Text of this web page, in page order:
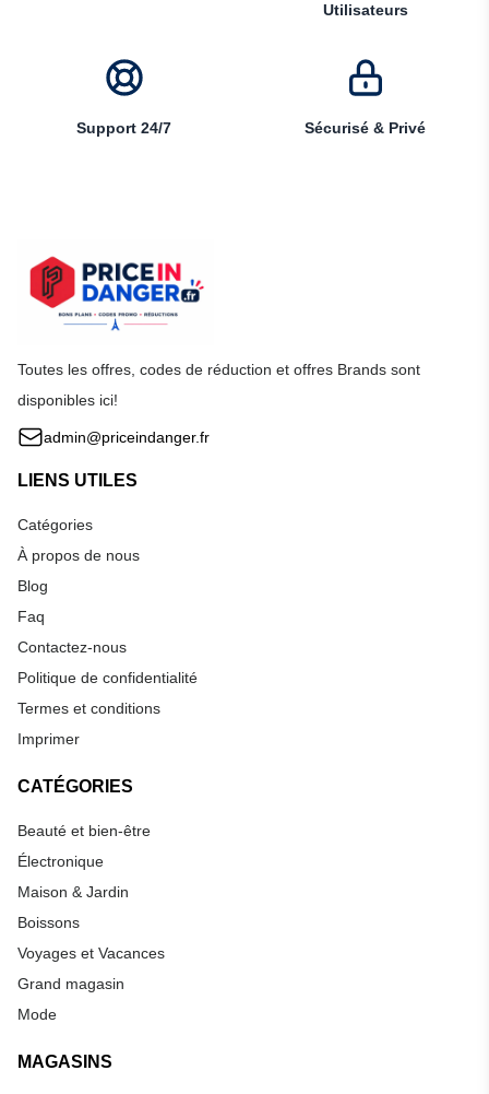
Utilisateurs
Support 24/7 Sécurisé & Privé
Toutes les offres, codes de réduction et offres Brands sont
disponibles ici!
admin@priceindanger.fr
LIENS UTILES
Catégories
À propos de nous
Blog
Faq
Contactez-nous
Politique de confidentialité
Termes et conditions
Imprimer
CATÉGORIES
Beauté et bien-être
Électronique
Maison & Jardin
Boissons
Voyages et Vacances
Grand magasin
Mode
MAGASINS